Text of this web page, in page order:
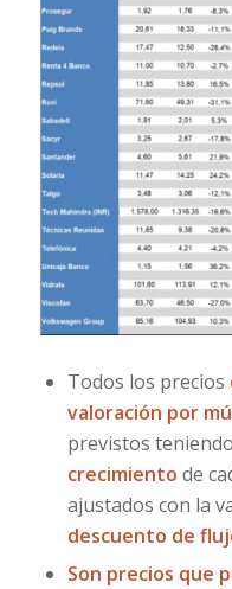
Todos los precios
valoración por
previstos
crecimiento de
ajustados con la
descuento de
Son precios que